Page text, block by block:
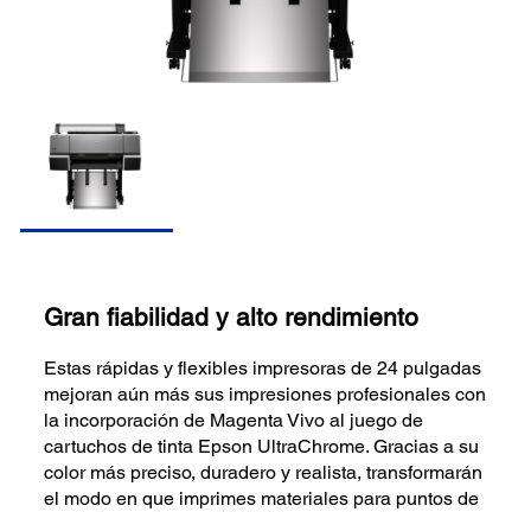
Gran fiabilidad y alto rendimiento
Estas rápidas y flexibles impresoras de 24 pulgadas
mejoran aún más sus impresiones profesionales con
la incorporación de Magenta Vivo al juego de
cartuchos de tinta Epson UltraChrome. Gracias a su
color más preciso, duradero y realista, transformarán
el modo en que imprimes materiales para puntos de